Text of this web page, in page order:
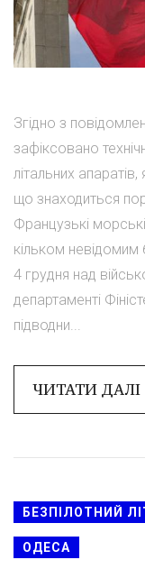
Згідно з
зафіксовано
літальних
що знаходиться
Французькі морські
кільком невідомим
4 грудня над
департаменті
підводни...
ЧИТАТИ ДАЛІ
БЕЗПІЛОТНИЙ
ОДЕСА